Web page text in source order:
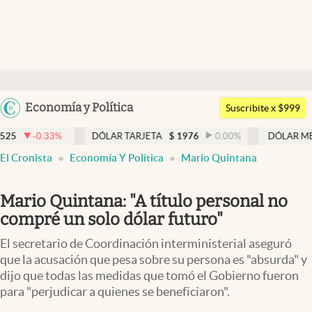
Argentina
Uruguay
Economía y Política
Members
Economía y Política
Finanzas y Mercados
Negocios
Columnistas
Otras secciones
Apertura
Suscribite x $999
DÓLAR TARJETA $ 1976 0.00% DÓLAR MEP $ 1526,03
El Cronista Economía Y Política Mario Quintana
Mario Quintana: "A título personal no
compré un solo dólar futuro"
El secretario de Coordinación interministerial aseguró
que la acusación que pesa sobre su persona es "absurda" y
dijo que todas las medidas que tomó el Gobierno fueron
para "perjudicar a quienes se beneficiaron".